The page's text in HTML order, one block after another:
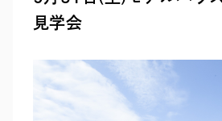
BLOG
STAFF
見学会